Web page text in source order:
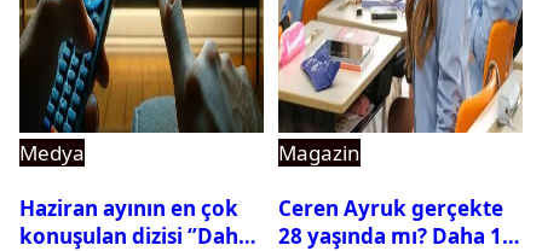
Medya
Haziran ayının en çok
konuşulan dizisi ‘’Daha
Magazin
Ceren Ayruk gerçekte
28 yaşında mı? Daha 17